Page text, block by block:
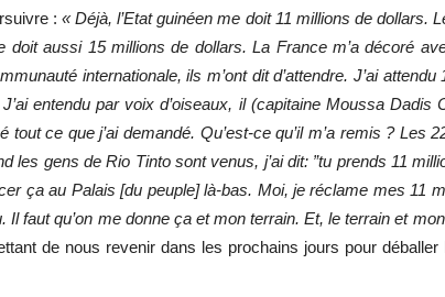
:« Déjà, l’Etat guinéen me doit 11 millions de dollars.
aussi 15 millions de dollars. La France m’a décoré
internationale, ils m’ont dit d’attendre. J’ai
entendu par voix d’oiseaux, il (capitaine Moussa Dadis
tout ce que j’ai demandé. Qu’est-ce qu’il m’a remis ? Les
les gens de Rio Tinto sont venus, j’ai dit: ”tu prends 11
ça au Palais [du peuple] là-bas. Moi, je réclame mes 11
Il faut qu’on me donne ça et mon terrain. Et, le terrain et
de nous revenir dans les prochains jours pour